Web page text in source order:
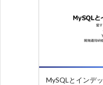
MySQLとインデ